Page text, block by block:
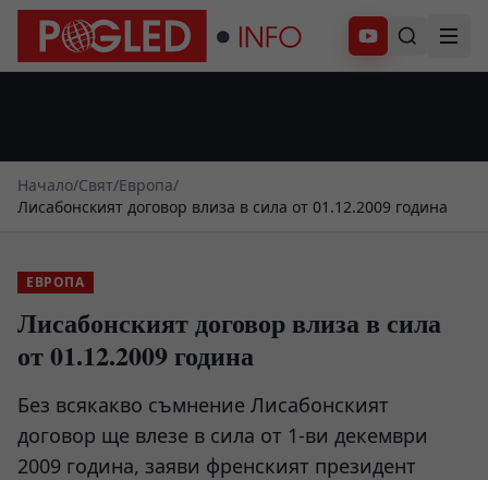
Абонирай се
Начало/Свят/Европа/
Лисабонският договор влиза в сила от 01.12.2009 година
ЕВРОПА
Лисабонският договор влиза в сила
от 01.12.2009 година
Без всякакво съмнение Лисабонският
договор ще влезе в сила от 1-ви декември
2009 година, заяви френският президент